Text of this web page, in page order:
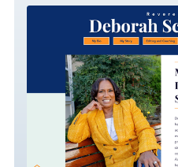
Rev. Dr. Deb S